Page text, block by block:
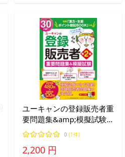
ユーキャンの登録販売者重
要問題集&amp;模擬試験/
高橋伊津美
0 (1件)
2,200 円